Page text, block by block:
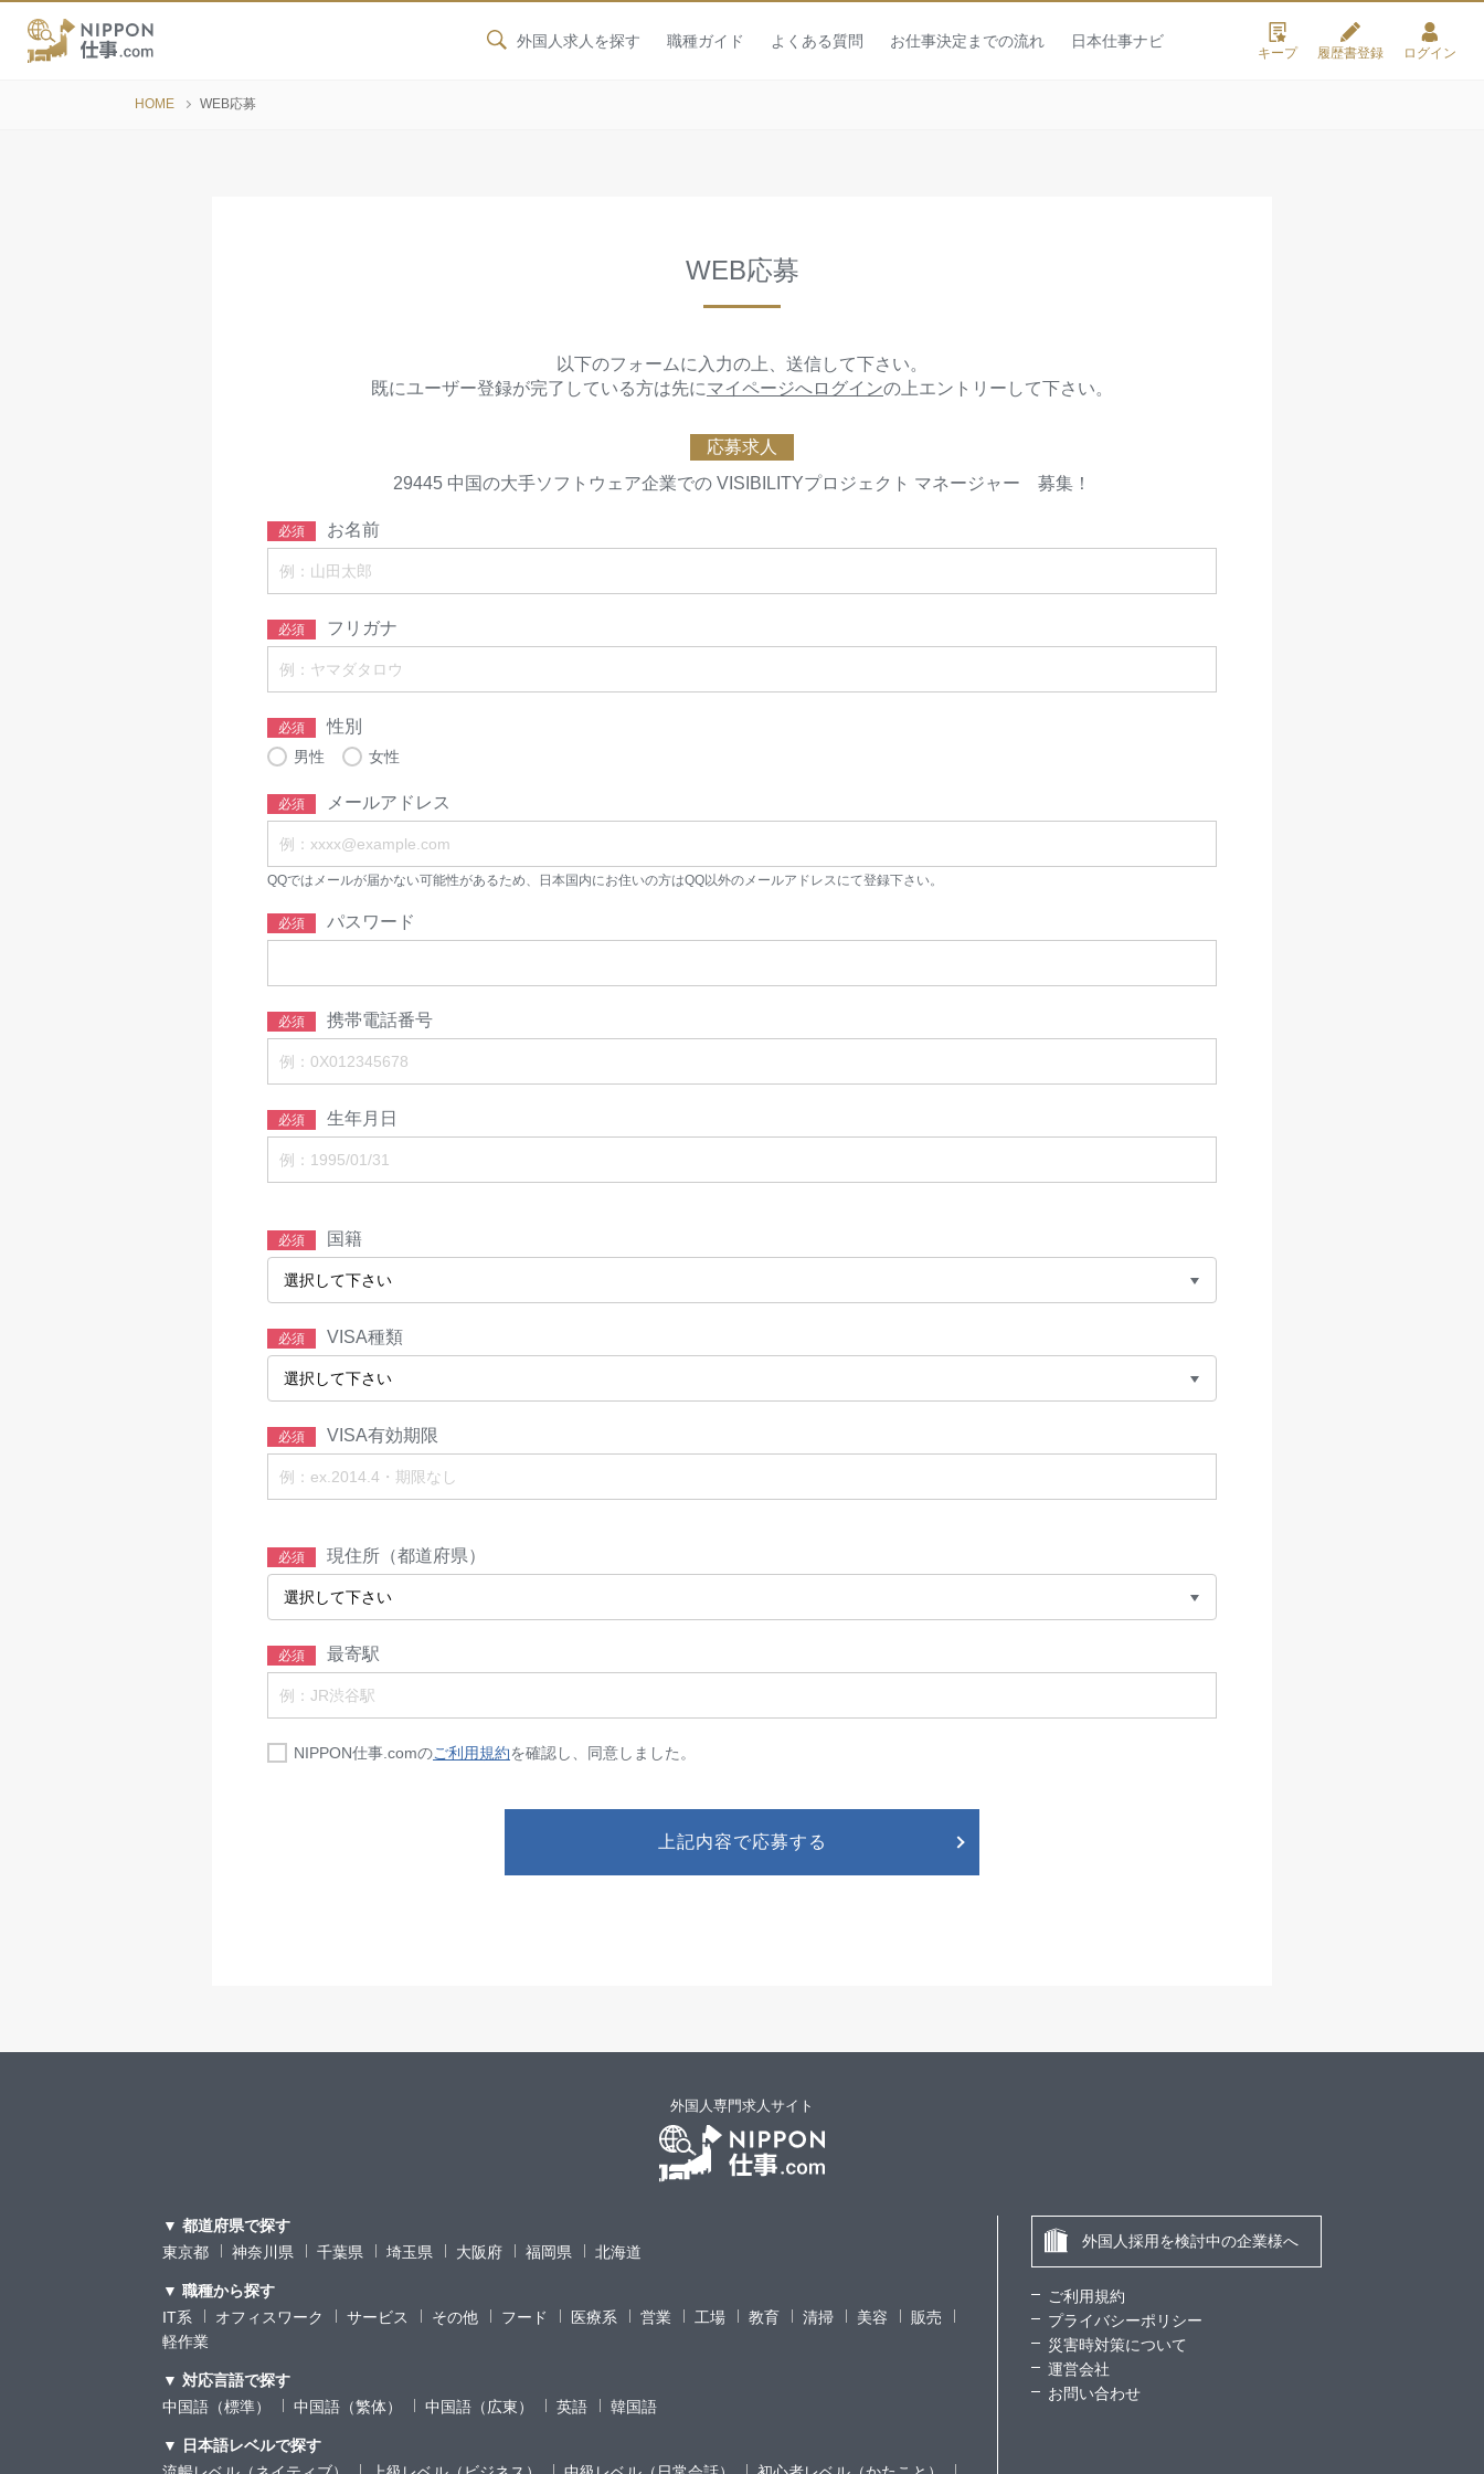
外国人求人を探す 職種ガイド よくある質問 お仕事決定までの流れ 日本仕事ナビ
キープ 履歴書登録 ログイン
HOME WEB応募
WEB応募
以下のフォームに入力の上、送信して下さい。
既にユーザー登録が完了している方は先にマイページへログインの上エントリーして下さい。
応募求人
29445 中国の大手ソフトウェア企業での VISIBILITYプロジェクト マネージャー 募集！
必須 お名前
必須 フリガナ
必須 性別
男性 女性
必須 メールアドレス
QQではメールが届かない可能性があるため、日本国内にお住いの方はQQ以外のメールアドレスにて登録下さい。
必須 パスワード
必須 携帯電話番号
必須 生年月日
必須 国籍
必須 VISA種類
必須 VISA有効期限
必須 現住所（都道府県）
必須 最寄駅
NIPPON仕事.comのご利用規約を確認し、同意しました。
上記内容で応募する
外国人専門求人サイト
▼ 都道府県で探す
東京都
神奈川県 千葉県 埼玉県 大阪府 福岡県 北海道
▼ 職種から探す
IT系
オフィスワーク サービス その他 フード 医療系 営業 工場 教育 清掃 美容
販売
軽作業
▼ 対応言語で探す
中国語（標準）
中国語（繁体） 中国語（広東） 英語 韓国語
▼ 日本語レベルで探す
外国人採用を検討中の企業様へ
ご利用規約
プライバシーポリシー
災害時対策について
運営会社
お問い合わせ